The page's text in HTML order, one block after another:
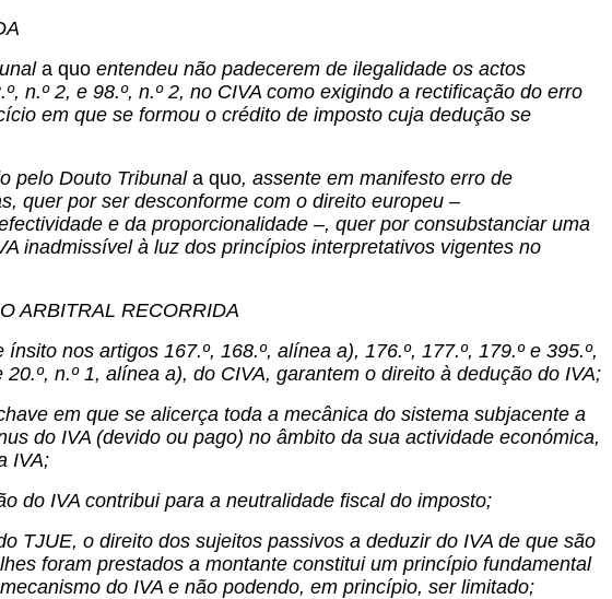
a quo entendeu não padecerem de ilegalidade os actos
n.º 2, e 98.º, n.º 2, no CIVA como exigindo a rectificação do erro
em que se formou o crédito de imposto cuja dedução se
pelo Douto Tribunal a quo, assente em manifesto erro de
quer por ser desconforme com o direito europeu –
e da proporcionalidade –, quer por consubstanciar uma
inadmissível à luz dos princípios interpretativos vigentes no
ARBITRAL RECORRIDA
nos artigos 167.º, 168.º, alínea a), 176.º, 177.º, 179.º e 395.º,
n.º 1, alínea a), do CIVA, garantem o direito à dedução do IVA;
em que se alicerça toda a mecânica do sistema subjacente a
do IVA (devido ou pago) no âmbito da sua actividade económica,
IVA;
do IVA contribui para a neutralidade fiscal do imposto;
TJUE, o direito dos sujeitos passivos a deduzir do IVA de que são
foram prestados a montante constitui um princípio fundamental
do IVA e não podendo, em princípio, ser limitado;